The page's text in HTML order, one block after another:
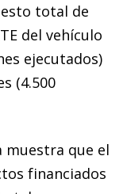
total de
del vehículo
ejecutados)
(4.500
muestra que el
financiados